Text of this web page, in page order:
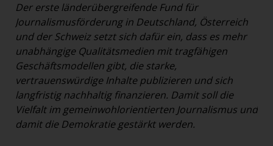
Der erste länderübergreifende Fund für
Journalismusförderung in Deutschland, Österreich
und der Schweiz setzt sich dafür ein, dass es mehr
unabhängige Qualitätsmedien mit tragfähigen
Geschäftsmodellen gibt, die starke,
vertrauenswürdige Inhalte publizieren und sich
langfristig nachhaltig finanzieren. Damit soll die
Vielfalt im gemeinwohlorientierten Journalismus und
damit die Demokratie gestärkt werden.